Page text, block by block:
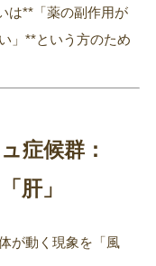
は**「薬の副作用が
」**という方のため
症候群：
肝」
が動く現象を「風